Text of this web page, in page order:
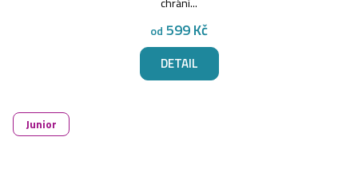
od 599 Kč
DETAIL
Junior